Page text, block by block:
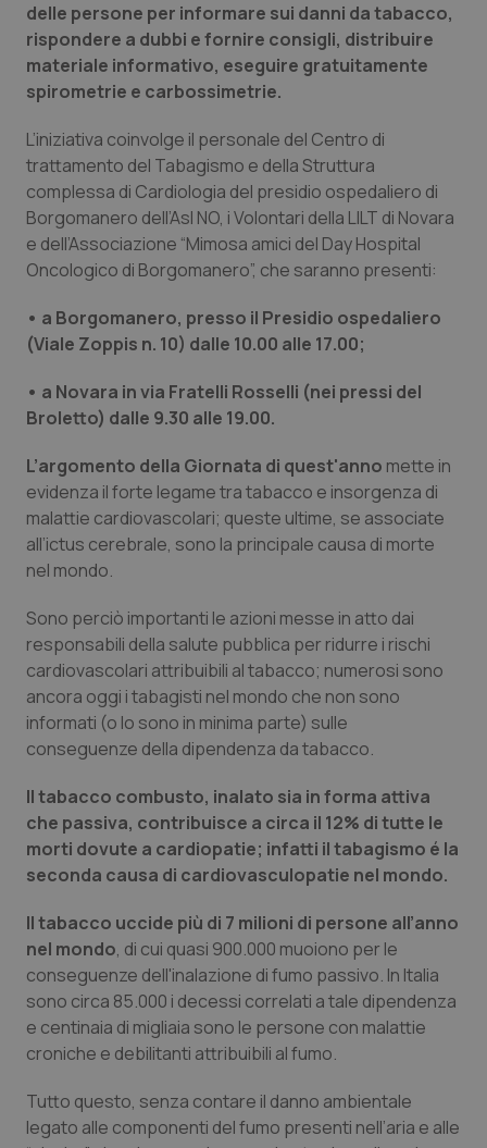
Lombardia
Marche
Molise
Piemonte
Provincia Autonoma di Bolzano
Provincia Autonoma di Trento
Puglia
Sicilia
Toscana
Umbria
Valle D’Aosta
Veneto
Dolore
Donna & Salute
Epatiti
HIV
Infezioni & Febbre
Ipertensione & Scompenso
Malattie rare
Neuroscienze & patologie neurodegenerative
Obesità
Oftalmologia
Oncodermatologia
Oncoematologia
Psoriasi & pelle
Quotidiano Cardiologia
Quotidiano Chirurgia
Quotidiano Oncologia
Quotidiano Pediatria
Rene & patologie urogenitali
delle persone per informare sui danni da tabacco,
rispondere a dubbi e fornire consigli, distribuire
materiale informativo, eseguire gratuitamente
spirometrie e carbossimetrie.
L’iniziativa coinvolge il personale del Centro di
trattamento del Tabagismo e della Struttura
complessa di Cardiologia del presidio ospedaliero di
Borgomanero dell’Asl NO, i Volontari della LILT di Novara
e dell’Associazione “Mimosa amici del Day Hospital
Oncologico di Borgomanero”, che saranno presenti:
• a Borgomanero, presso il Presidio ospedaliero
(Viale Zoppis n. 10) dalle 10.00 alle 17.00;
• a Novara in via Fratelli Rosselli (nei pressi del
Broletto) dalle 9.30 alle 19.00.
L’argomento della Giornata di quest'anno mette in
evidenza il forte legame tra tabacco e insorgenza di
malattie cardiovascolari; queste ultime, se associate
all’ictus cerebrale, sono la principale causa di morte
nel mondo.
Sono perciò importanti le azioni messe in atto dai
responsabili della salute pubblica per ridurre i rischi
cardiovascolari attribuibili al tabacco; numerosi sono
ancora oggi i tabagisti nel mondo che non sono
informati (o lo sono in minima parte) sulle
conseguenze della dipendenza da tabacco.
Il tabacco combusto, inalato sia in forma attiva
che passiva, contribuisce a circa il 12% di tutte le
morti dovute a cardiopatie; infatti il tabagismo é la
seconda causa di cardiovasculopatie nel mondo.
Il tabacco uccide più di 7 milioni di persone all’anno
nel mondo, di cui quasi 900.000 muoiono per le
conseguenze dell'inalazione di fumo passivo. In Italia
sono circa 85.000 i decessi correlati a tale dipendenza
e centinaia di migliaia sono le persone con malattie
croniche e debilitanti attribuibili al fumo.
Tutto questo, senza contare il danno ambientale
legato alle componenti del fumo presenti nell’aria e alle